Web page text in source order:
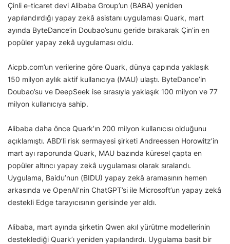
Çinli e-ticaret devi Alibaba Group’un (BABA) yeniden
yapılandırdığı yapay zekâ asistanı uygulaması Quark, mart
ayında ByteDance’in Doubao’sunu geride bırakarak Çin’in en
popüler yapay zekâ uygulaması oldu.
Aicpb.com’un verilerine göre Quark, dünya çapında yaklaşık
150 milyon aylık aktif kullanıcıya (MAU) ulaştı. ByteDance’in
Doubao’su ve DeepSeek ise sırasıyla yaklaşık 100 milyon ve 77
milyon kullanıcıya sahip.
Alibaba daha önce Quark’ın 200 milyon kullanıcısı olduğunu
açıklamıştı. ABD’li risk sermayesi şirketi Andreessen Horowitz’in
mart ayı raporunda Quark, MAU bazında küresel çapta en
popüler altıncı yapay zekâ uygulaması olarak sıralandı.
Uygulama, Baidu’nun (BIDU) yapay zekâ aramasının hemen
arkasında ve OpenAI’nin ChatGPT’si ile Microsoft’un yapay zekâ
destekli Edge tarayıcısının gerisinde yer aldı.
Alibaba, mart ayında şirketin Qwen akıl yürütme modellerinin
desteklediği Quark’ı yeniden yapılandırdı. Uygulama basit bir